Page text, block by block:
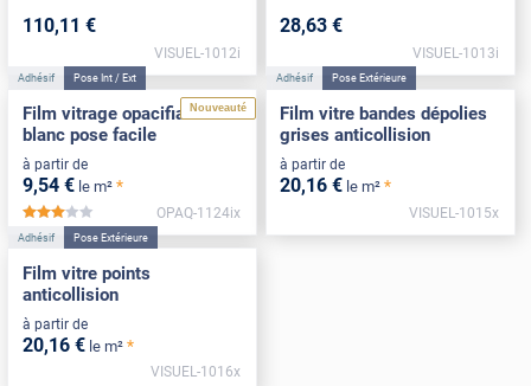
110,11 €
VISUEL-1012i
28,63 €
VISUEL-1013i
Nouveauté
Adhésif Pose Int / Ext
Film vitrage opacifiant
blanc pose facile
à partir de
9,54 € le m² *
*****
OPAQ-1124ix
Adhésif Pose Extérieure
Film vitre bandes dépolies
grises anticollision
à partir de
20,16 € le m² *
VISUEL-1015x
Adhésif Pose Extérieure
Film vitre points
anticollision
à partir de
20,16 € le m² *
VISUEL-1016x